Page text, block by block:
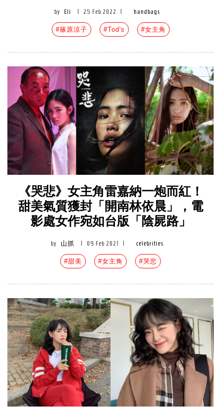
by Eli 25 Feb 2022 handbags
#篠原涼子 #Tod's #女主角
《哭悲》女主角雷嘉納一炮而紅！
甜美氣質獲封「開南林依晨」，電
影處女作宛如台版「陰屍路」
by 山抓 09 Feb 2021 celebrities
#甜美 #女主角 #哭悲